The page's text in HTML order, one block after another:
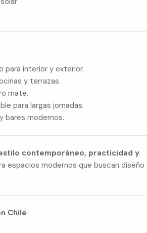
para interior y exterior.
y terrazas.
mate.
para largas jornadas.
bares modernos.
contemporáneo, practicidad y
espacios modernos que buscan diseño
Chile